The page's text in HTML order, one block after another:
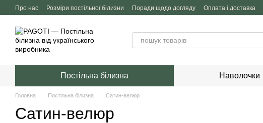
Перейти до основного контенту
Про нас Розміри постільної білизни Поради щодо догляду Оплата і доставка
Постільна білизна Наволочки
Головна Постільна білизна Сатин-велюр
Сатин-велюр